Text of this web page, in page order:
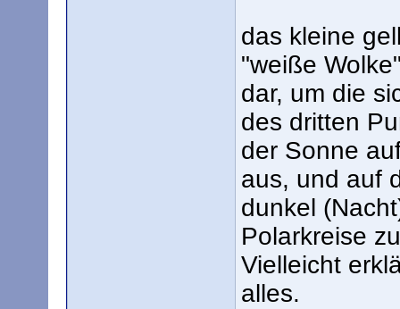
das kleine
"weiße
dar, um die
des dritten
der Sonne
aus, und auf
dunkel
Polarkreise
Vielleicht
alles.